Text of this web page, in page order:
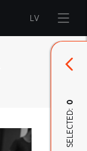
LV
SELECTED:
0